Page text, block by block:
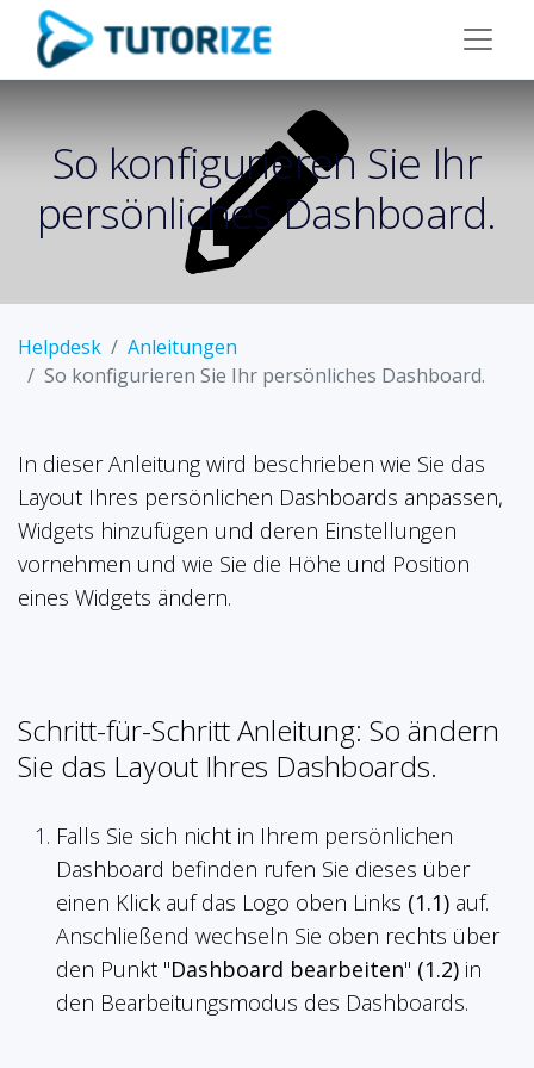
So konfigurieren Sie Ihr
persönliches Dashboard.
Helpdesk
Anleitungen
So konfigurieren Sie Ihr persönliches Dashboard.
In dieser Anleitung wird beschrieben wie Sie das
Layout Ihres persönlichen Dashboards anpassen,
Widgets hinzufügen und deren Einstellungen
vornehmen und wie Sie die Höhe und Position
eines Widgets ändern.
Schritt-für-Schritt Anleitung: So ändern
Sie das Layout Ihres Dashboards.
Falls Sie sich nicht in Ihrem persönlichen
Dashboard befinden rufen Sie dieses über
einen Klick auf das Logo oben Links (1.1) auf.
Anschließend wechseln Sie oben rechts über
den Punkt "Dashboard bearbeiten" (1.2) in
den Bearbeitungsmodus des Dashboards.